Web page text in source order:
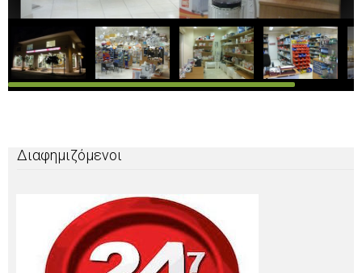
Διαφημιζόμενοι